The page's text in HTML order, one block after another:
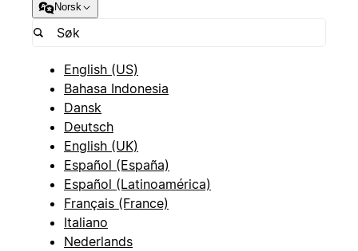
Norsk
English (US)
Bahasa Indonesia
Dansk
Deutsch
English (UK)
Español (España)
Español (Latinoamérica)
Français (France)
Italiano
Nederlands